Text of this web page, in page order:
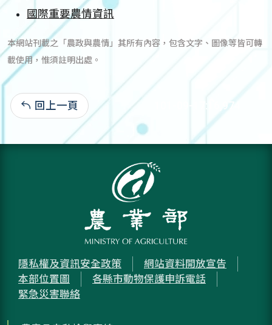
國際重要農情資訊
本網站刊載之「農政與農情」其所有內容，包含文字、圖像等皆可轉
載使用，惟須註明出處。
回上一頁 101-09-17:16,974
隱私權及資訊安全政策
網站資料開放宣告
本部位置圖
各縣市動物保護申訴電話
緊急災害聯絡